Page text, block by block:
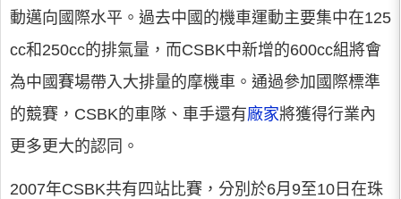
動邁向國際水平。過去中國的機車運動主要集中在125
cc和250cc的排氣量，而CSBK中新增的600cc組將會
為中國賽場帶入大排量的摩機車。通過參加國際標準
的競賽，CSBK的車隊、車手還有廠家將獲得行業內
更多更大的認同。
2007年CSBK共有四站比賽，分別於6月9至10日在珠